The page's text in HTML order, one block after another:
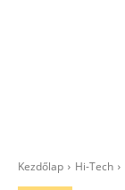
Kezdőlap Hi-Tech